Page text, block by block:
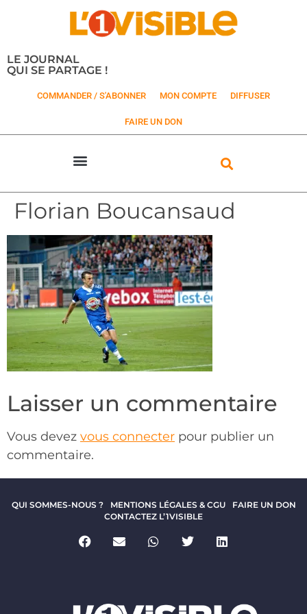
LE JOURNAL
QUI SE PARTAGE !
COMMANDER / S'ABONNER MON COMPTE DIFFUSER
FAIRE UN DON
Florian Boucansaud
Laisser un commentaire
Vous devez vous connecter pour publier un
commentaire.
QUI SOMMES-NOUS ? MENTIONS LÉGALES & CGU
FAIRE UN DON
CONTACTEZ L’1VISIBLE